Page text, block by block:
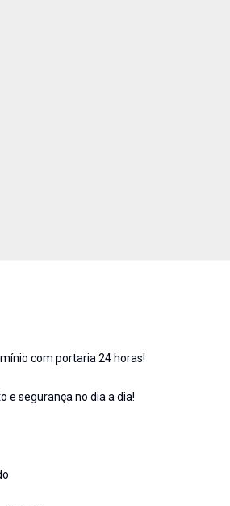
com portaria 24 horas!
e segurança no dia a dia!